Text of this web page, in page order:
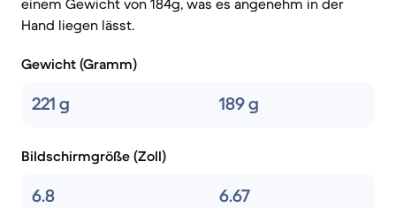
einem Gewicht von 184g, was es angenehm in der
Hand liegen lässt.
Gewicht (Gramm)
221 g 189 g
Bildschirmgröße (Zoll)
6.8 6.67